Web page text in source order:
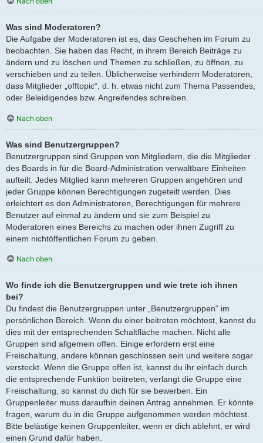
Was sind Moderatoren?
Die Aufgabe der Moderatoren ist es, das Geschehen im Forum zu
beobachten. Sie haben das Recht, in ihrem Bereich Beiträge zu
ändern und zu löschen und Themen zu schließen, zu öffnen, zu
verschieben und zu teilen. Üblicherweise verhindern Moderatoren,
dass Mitglieder „offtopic“, d. h. etwas nicht zum Thema Passendes,
oder Beleidigendes bzw. Angreifendes schreiben.
Nach oben
Was sind Benutzergruppen?
Benutzergruppen sind Gruppen von Mitgliedern, die die Mitglieder
des Boards in für die Board-Administration verwaltbare Einheiten
aufteilt. Jedes Mitglied kann mehreren Gruppen angehören und
jeder Gruppe können Berechtigungen zugeteilt werden. Dies
erleichtert es den Administratoren, Berechtigungen für mehrere
Benutzer auf einmal zu ändern und sie zum Beispiel zu
Moderatoren eines Bereichs zu machen oder ihnen Zugriff zu
einem nichtöffentlichen Forum zu geben.
Nach oben
Wo finde ich die Benutzergruppen und wie trete ich ihnen
bei?
Du findest die Benutzergruppen unter „Benutzergruppen“ im
persönlichen Bereich. Wenn du einer beitreten möchtest, kannst du
dies mit der entsprechenden Schaltfläche machen. Nicht alle
Gruppen sind allgemein offen. Einige erfordern erst eine
Freischaltung, andere können geschlossen sein und weitere sogar
versteckt. Wenn die Gruppe offen ist, kannst du ihr einfach durch
die entsprechende Funktion beitreten; verlangt die Gruppe eine
Freischaltung, so kannst du dich für sie bewerben. Ein
Gruppenleiter muss daraufhin deinen Antrag annehmen. Er könnte
fragen, warum du in die Gruppe aufgenommen werden möchtest.
Bitte belästige keinen Gruppenleiter, wenn er dich ablehnt, er wird
einen Grund dafür haben.